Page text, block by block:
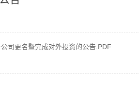
司更名暨完成对外投资的公告.PDF